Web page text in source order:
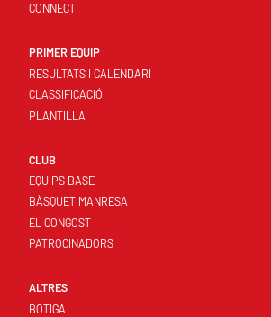
CONNECT
PRIMER EQUIP
RESULTATS I CALENDARI
CLASSIFICACIÓ
PLANTILLA
CLUB
EQUIPS BASE
BÀSQUET MANRESA
EL CONGOST
PATROCINADORS
ALTRES
BOTIGA